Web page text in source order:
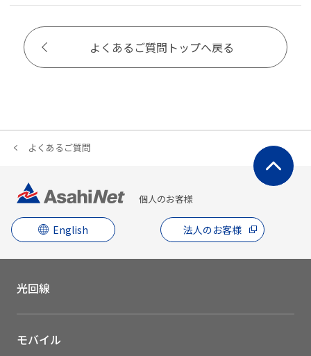
よくあるご質問
よくあるご質問トップへ戻る
個人のお客様
English 法人のお客様
光回線
モバイル